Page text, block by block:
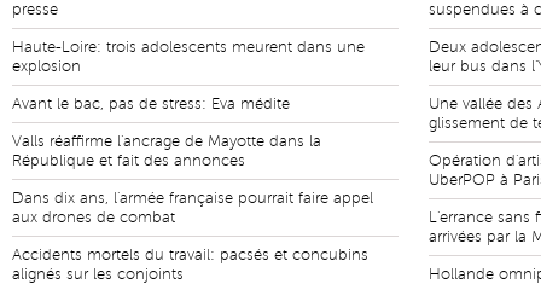
presse
Haute-Loire: trois adolescents meurent dans une
explosion
Avant le bac, pas de stress: Eva médite
Valls réaffirme l'ancrage de Mayotte dans la
République et fait des annonces
Dans dix ans, l'armée française pourrait faire appel
aux drones de combat
Accidents mortels du travail: pacsés et concubins
alignés sur les conjoints
suspendues à
Deux
leur bus dans
Une vallée des
glissement de
Opération
UberPOP à
L'errance sans
arrivées par la
Hollande